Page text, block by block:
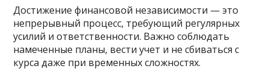
Достижение финансовой независимости — это
непрерывный процесс, требующий регулярных
усилий и ответственности. Важно соблюдать
намеченные планы, вести учет и не сбиваться с
курса даже при временных сложностях.